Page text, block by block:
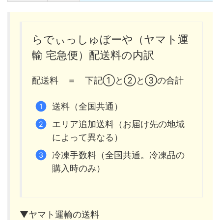
らでぃっしゅぼーや（ヤマト運
輸 宅急便）配送料の内訳
配送料 ＝ 下記①と②と③の合計
送料（全国共通）
エリア追加送料（お届け先の地域
によって異なる）
冷凍手数料（全国共通。冷凍品の
購入時のみ）
▼ヤマト運輸の送料